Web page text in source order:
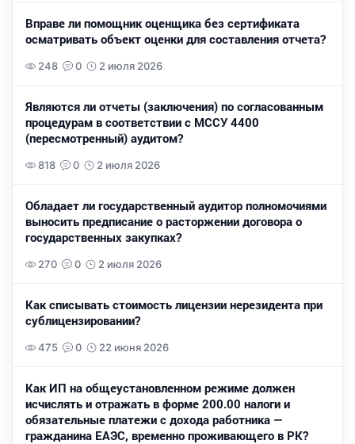
Вправе ли помощник оценщика без сертификата
осматривать объект оценки для составления отчета?
248 0 2 июля 2026
Являются ли отчеты (заключения) по согласованным
процедурам в соответствии с МССУ 4400
(пересмотренный) аудитом?
818 0 2 июля 2026
Обладает ли государственный аудитор полномочиями
выносить предписание о расторжении договора о
государственных закупках?
270 0 2 июля 2026
Как списывать стоимость лицензии нерезидента при
сублицензировании?
475 0 22 июня 2026
Как ИП на общеустановленном режиме должен
исчислять и отражать в форме 200.00 налоги и
обязательные платежи с дохода работника —
гражданина ЕАЭС, временно проживающего в РК?